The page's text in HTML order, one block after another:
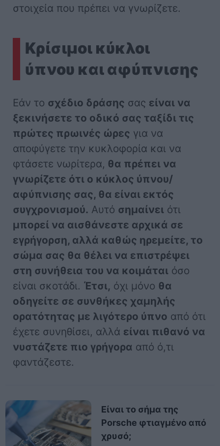
στοιχεία που πρέπει να γνωρίζετε.
Κρίσιμοι κύκλοι
ύπνου και αφύπνισης
Εάν το σχέδιο δράσης σας είναι να
ξεκινήσετε το οδικό σας ταξίδι τις
πρώτες πρωινές ώρες για να
αποφύγετε την κυκλοφορία και να
φτάσετε νωρίτερα, θα πρέπει να
γνωρίζετε ότι ο κύκλος ύπνου/
αφύπνισης σας, θα είναι εκτός
συγχρονισμού. Αυτό σημαίνει ότι
μπορεί να αισθάνεστε αρχικά σε
εγρήγορση, αλλά καθώς ηρεμείτε, το
σώμα σας θα θέλει να επιστρέψει
στη συνήθεια του να κοιμάται όσο
είναι σκοτάδι. Έτσι, όχι μόνο θα
οδηγείτε σε συνθήκες χαμηλής
ορατότητας με λιγότερο ύπνο από ότι
έχετε συνηθίσει, αλλά είναι πιθανό να
νυστάζετε πιο γρήγορα από ό,τι
φαντάζεστε.
Είναι το σήμα της
Porsche φτιαγμένο από
χρυσό;